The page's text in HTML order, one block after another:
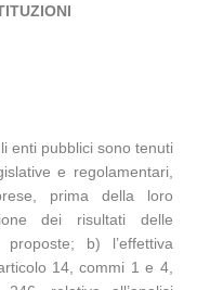
enti pubblici sono tenuti
e regolamentari,
prima della loro
dei risultati delle
b) l’effettiva
14, commi 1 e 4,